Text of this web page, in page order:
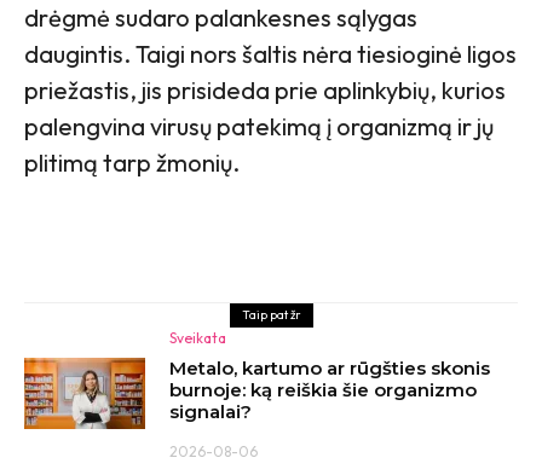
drėgmė sudaro palankesnes sąlygas
daugintis. Taigi nors šaltis nėra tiesioginė ligos
priežastis, jis prisideda prie aplinkybių, kurios
palengvina virusų patekimą į organizmą ir jų
plitimą tarp žmonių.
Taip pat žr
Sveikata
Metalo, kartumo ar rūgšties skonis
burnoje: ką reiškia šie organizmo
signalai?
2026-08-06